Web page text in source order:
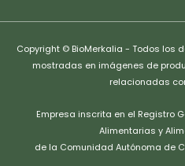
Copyright © BioMerkalia - Todos los
mostradas en imágenes de
relacionadas
Empresa inscrita en el Registro
Alimentarias y
de la Comunidad Autónoma de